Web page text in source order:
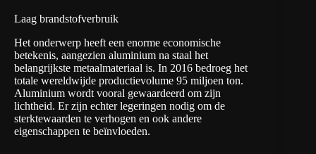
Laag brandstofverbruik
Het onderwerp heeft een enorme economische
betekenis, aangezien aluminium na staal het
belangrijkste metaalmateriaal is. In 2016 bedroeg het
totale wereldwijde productievolume 95 miljoen ton.
Aluminium wordt vooral gewaardeerd om zijn
lichtheid. Er zijn echter legeringen nodig om de
sterktewaarden te verhogen en ook andere
eigenschappen te beïnvloeden.